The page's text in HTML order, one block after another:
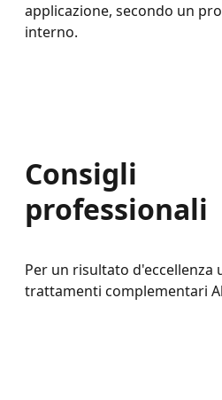
applicazione, secondo un
interno.
Consigli
professionali
Per un risultato d'eccellenza
trattamenti complementari